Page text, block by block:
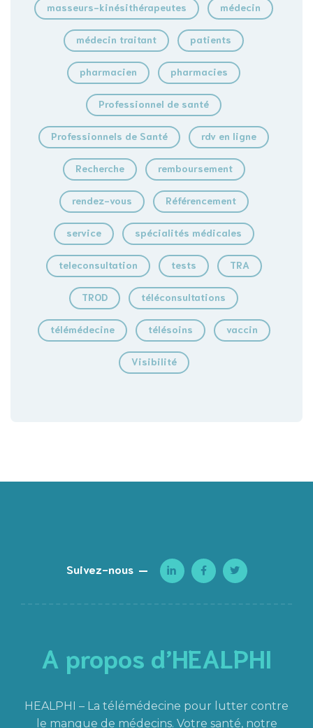
masseurs-kinésithérapeutes médecin
médecin traitant patients
pharmacien pharmacies
Professionnel de santé
Professionnels de Santé rdv en ligne
Recherche remboursement
rendez-vous Référencement
service spécialités médicales
teleconsultation tests TRA
TROD téléconsultations
télémédecine télésoins vaccin
Visibilité
Suivez-nous
A propos d’HEALPHI
HEALPHI – La télémédecine pour lutter contre
le manque de médecins. Votre santé, notre